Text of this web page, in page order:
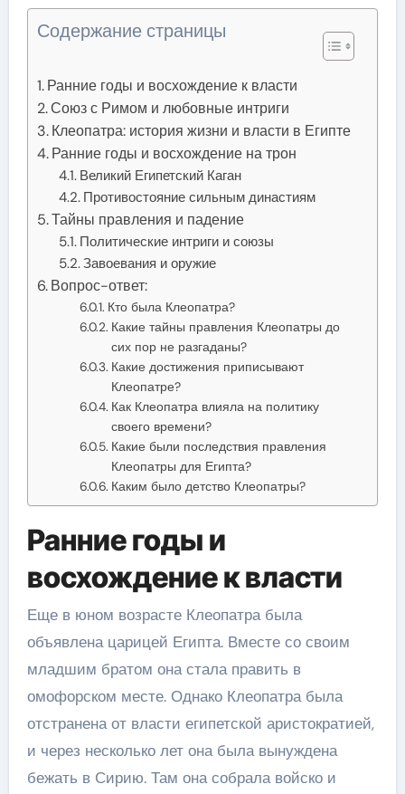
Содержание страницы
Ранние годы и восхождение к власти
Союз с Римом и любовные интриги
Клеопатра: история жизни и власти в Египте
Ранние годы и восхождение на трон
Великий Египетский Каган
Противостояние сильным династиям
Тайны правления и падение
Политические интриги и союзы
Завоевания и оружие
Вопрос-ответ:
Кто была Клеопатра?
Какие тайны правления Клеопатры до
сих пор не разгаданы?
Какие достижения приписывают
Клеопатре?
Как Клеопатра влияла на политику
своего времени?
Какие были последствия правления
Клеопатры для Египта?
Каким было детство Клеопатры?
Ранние годы и
восхождение к власти
Еще в юном возрасте Клеопатра была
объявлена царицей Египта. Вместе со своим
младшим братом она стала править в
омофорском месте. Однако Клеопатра была
отстранена от власти египетской аристократией,
и через несколько лет она была вынуждена
бежать в Сирию. Там она собрала войско и